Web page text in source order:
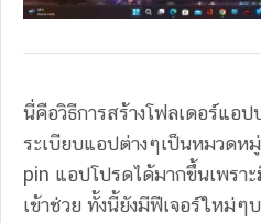
นี่คือวิธีการสร้างโฟลเดอร์แอ
ระเบียบแอปต่างๆเป็นหมวดห
pin แอปโปรดได้มากขึ้นเพรา
เข้าช่วย ทั้งนี้ยังมีฟีเจอร์ใหม่